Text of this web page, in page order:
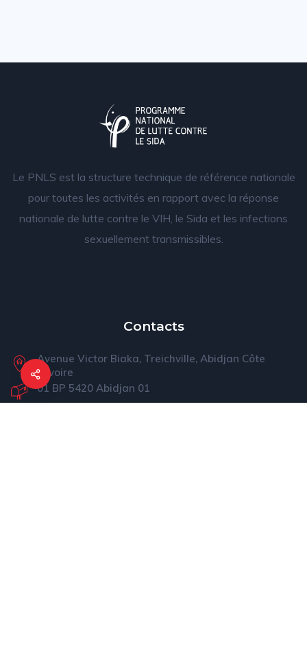
Le PNLS est la structure technique de référence nationale
pour toutes les activités en rapport avec la réponse
nationale de lutte contre le VIH, le Sida et les infections
sexuellement transmissibles.
Contacts
Avenue Victor Biaka, Treichville, Abidjan Côte
d'ivoire
01 BP 5420 Abidjan 01